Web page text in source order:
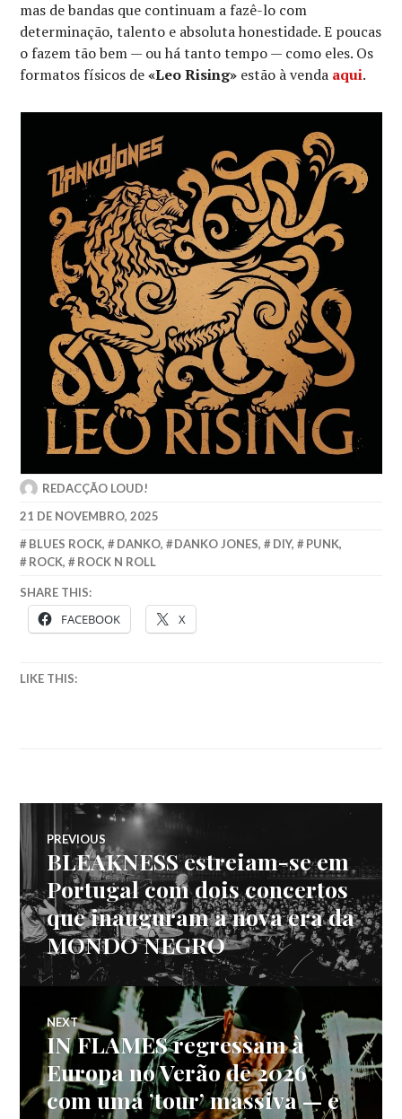
mas de bandas que continuam a fazê-lo com
determinação, talento e absoluta honestidade. E poucas
o fazem tão bem — ou há tanto tempo — como eles. Os
formatos físicos de«Leo Rising» estão à venda aqui.
REDACÇÃO LOUD!
21 DE NOVEMBRO, 2025
BLUES ROCK, DANKO, DANKO JONES, DIY, PUNK,
ROCK, ROCK N ROLL
SHARE THIS:
FACEBOOK X
LIKE THIS:
Navegação
de
artigos
PREVIOUS
Previous
post:
BLEAKNESS estreiam-se em
Portugal com dois concertos
que inauguram a nova era da
MONDO NEGRO
NEXT
Next
post:
IN FLAMES regressam à
Europa no Verão de 2026
com uma ’tour’ massiva — e